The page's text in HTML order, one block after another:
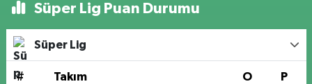
Süper Lig Puan Durumu
Süper Lig
# Takım O P